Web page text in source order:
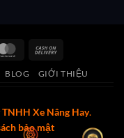
MasterCard
Delivery
BLOG GIỚI THIỆU
TNHH Xe Nâng Hay.
bảo mật